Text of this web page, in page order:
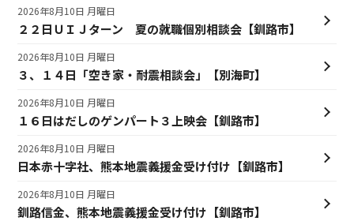
２２日ＵＩＪターン 夏の就職個別相談会【釧路市】
2026年8月10日 月曜日
３、１４日「空き家・耐震相談会」【別海町】
2026年8月10日 月曜日
１６日はだしのゲンパート３上映会【釧路市】
2026年8月10日 月曜日
日本赤十字社、熊本地震義援金受け付け【釧路市】
2026年8月10日 月曜日
釧路信金、熊本地震義援金受け付け【釧路市】
2026年8月10日 月曜日